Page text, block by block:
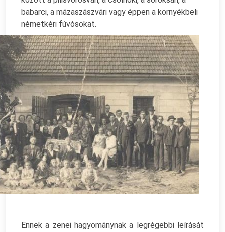
babarci, a mázaszászvári vagy éppen a környékbeli
németkéri fúvósokat.
Ennek a zenei hagyománynak a legrégebbi leírását